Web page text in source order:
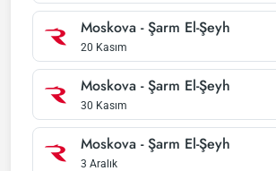
Moskova - Şarm El-Şeyh
20 Kasım
Moskova - Şarm El-Şeyh
30 Kasım
Moskova - Şarm El-Şeyh
3 Aralık